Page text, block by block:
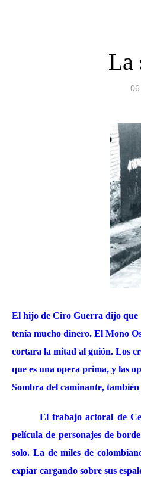
La
El hijo de Ciro Guerra dijo que
tenía mucho dinero. El Mono
cortara la mitad al guión. Los
que es una opera prima, y las
Sombra del caminante,
El trabajo actoral de
película de personajes de
solo. La de miles de
expiar cargando sobre sus